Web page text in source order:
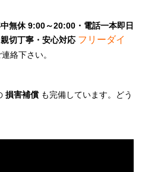
無休 9:00～20:00・電話一本即日
切丁寧・安心対応 フリーダイ
絡下さい。
損害補償 も完備しています。どう